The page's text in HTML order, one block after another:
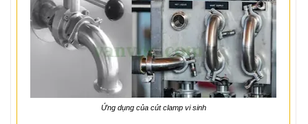
Ứng dụng của cút clamp vi sinh